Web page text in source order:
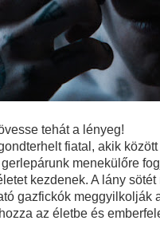
tehát a lényeg!
fiatal, akik
menekülőre
kezdenek. A lány
gazfickók meggyilkolják
az életbe és